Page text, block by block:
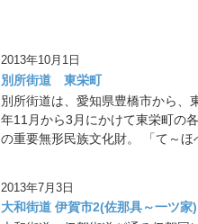
2013年10月1日
別所街道 東栄町
別所街道は、愛知県豊橋市から、
年11月から3月にかけて東栄町の
の重要無形民族文化財。 「て～ほ
2013年7月3日
大和街道 伊賀市2(佐那具～一ツ家)